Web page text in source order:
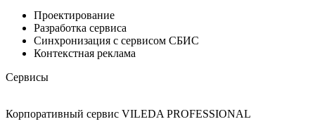
Проектирование
Разработка сервиса
Синхронизация с сервисом СБИС
Контекстная реклама
Сервисы
Корпоративный сервис VILEDA PROFESSIONAL